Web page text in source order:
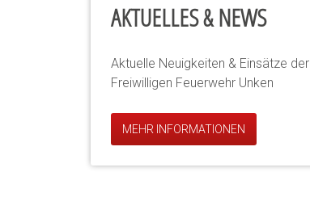
AKTUELLES & NEWS
Aktuelle Neuigkeiten & Einsätze der
Freiwilligen Feuerwehr Unken
MEHR INFORMATIONEN